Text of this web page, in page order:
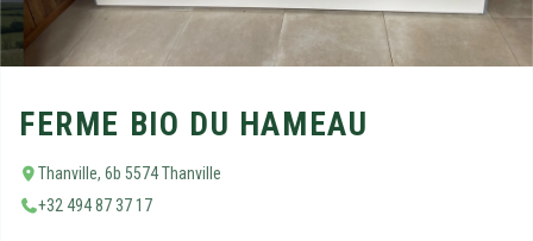
FERME BIO DU HAMEAU
Thanville, 6b 5574 Thanville
+32 494 87 37 17